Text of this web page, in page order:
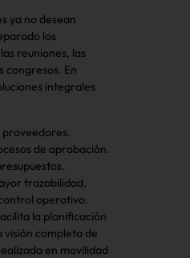
ya no desean
los
reuniones, las
congresos. En
integrales
de aprobación.
trazabilidad.
operativo.
la planificación
visión completa de
en movilidad